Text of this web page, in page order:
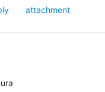
attachment